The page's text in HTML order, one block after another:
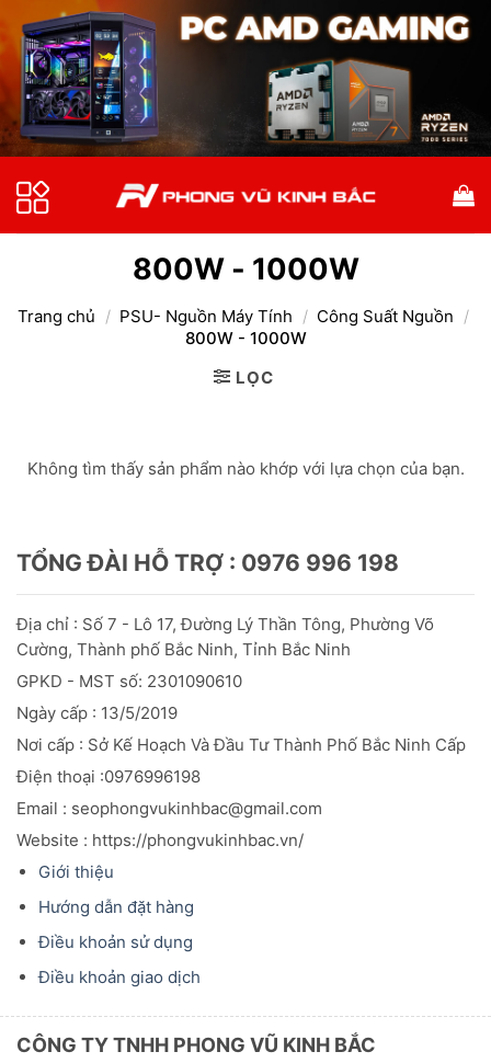
qua
nội
dung
800W - 1000W
Trang chủ / PSU- Nguồn Máy Tính / Công Suất Nguồn /
800W - 1000W
LỌC
Không tìm thấy sản phẩm nào khớp với lựa chọn của bạn.
TỔNG ĐÀI HỖ TRỢ : 0976 996 198
Địa chỉ : Số 7 - Lô 17, Đường Lý Thần Tông, Phường Võ
Cường, Thành phố Bắc Ninh, Tỉnh Bắc Ninh
GPKD - MST số: 2301090610
Ngày cấp : 13/5/2019
Nơi cấp : Sở Kế Hoạch Và Đầu TưThành Phố Bắc Ninh Cấp
Điện thoại :0976996198
Email : seophongvukinhbac@gmail.com
Website : https://phongvukinhbac.vn/
Giới thiệu
Hướng dẫn đặt hàng
Điều khoản sử dụng
Điều khoản giao dịch
CÔNG TY TNHH PHONG VŨ KINH BẮC